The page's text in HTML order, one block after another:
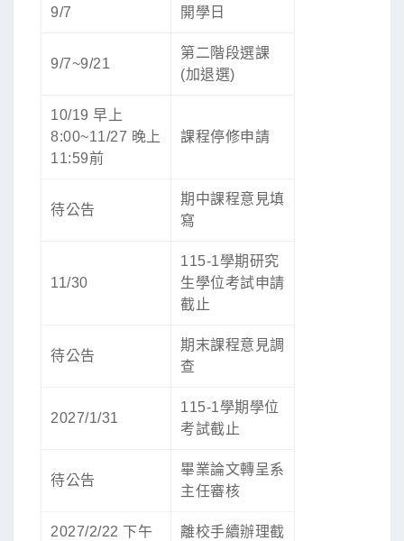
9/7 開學日
9/7~9/21
第二階段選課
(加退選)
10/19 早上
8:00~11/27 晚上
11:59前
課程停修申請
待公告
期中課程意見填
寫
11/30
115-1學期研究
生學位考試申請
截止
待公告
期末課程意見調
查
2027/1/31
115-1學期學位
考試截止
待公告
畢業論文轉呈系
主任審核
2027/2/22 下午
離校手續辦理截